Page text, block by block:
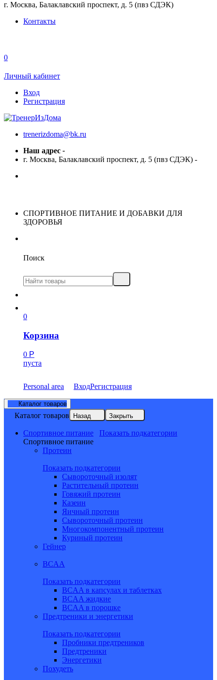
г. Москва, Балаклавский проспект, д. 5 (пвз СДЭК)
Контакты
0
Личный кабинет
Вход
Регистрация
trenerizdoma@bk.ru
Наш адрес -
г. Москва, Балаклавский проспект, д. 5 (пвз СДЭК) -
СПОРТИВНОЕ ПИТАНИЕ И ДОБАВКИ ДЛЯ
ЗДОРОВЬЯ
Поиск
0
Корзина
0 Р
пуста
Personal area ВходРегистрация
Каталог товаров
Каталог товаров Назад Закрыть
Спортивное питание
Показать подкатегории
Спортивное питание
Протеин
Показать подкатегории
Сывороточный изолят
Растительный протеин
Говяжий протеин
Казеин
Яичный протеин
Сывороточный протеин
Многокомпонентный протеин
Куриный протеин
Гейнер
BCAA
Показать подкатегории
BCAA в капсулах и таблетках
BCAA жидкие
BCAA в порошке
Предтреники и энергетики
Показать подкатегории
Пробники предтреников
Предтреники
Энергетики
Похудеть